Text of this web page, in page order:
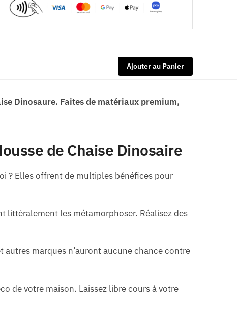
Ajouter au Panier
Dinosaure. Faites de matériaux premium,
de Chaise Dinosaire
? Elles offrent de multiples bénéfices pour
littéralement les métamorphoser. Réalisez des
marques n’auront aucune chance contre
de votre maison. Laissez libre cours à votre